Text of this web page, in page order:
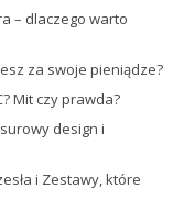
– dlaczego warto
za swoje pieniądze?
Mit czy prawda?
design i
i Zestawy, które